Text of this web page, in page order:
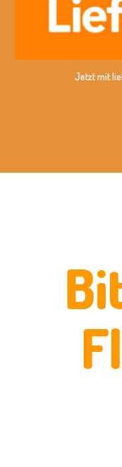
Jetzt mit